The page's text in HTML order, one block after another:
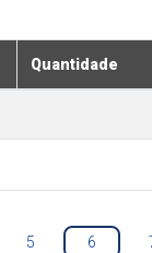
Quantidade
5 6